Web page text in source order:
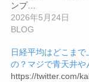
ンプ…
2026年5月24日
BLOG
日経平均はどこまで
の？マジで青天井や
https://twitter.com/